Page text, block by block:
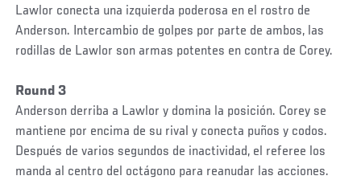
Lawlor conecta una izquierda poderosa en el rostro de
Anderson. Intercambio de golpes por parte de ambos, las
rodillas de Lawlor son armas potentes en contra de Corey.
Round 3
Anderson derriba a Lawlor y domina la posición. Corey se
mantiene por encima de su rival y conecta puños y codos.
Después de varios segundos de inactividad, el referee los
manda al centro del octágono para reanudar las acciones.